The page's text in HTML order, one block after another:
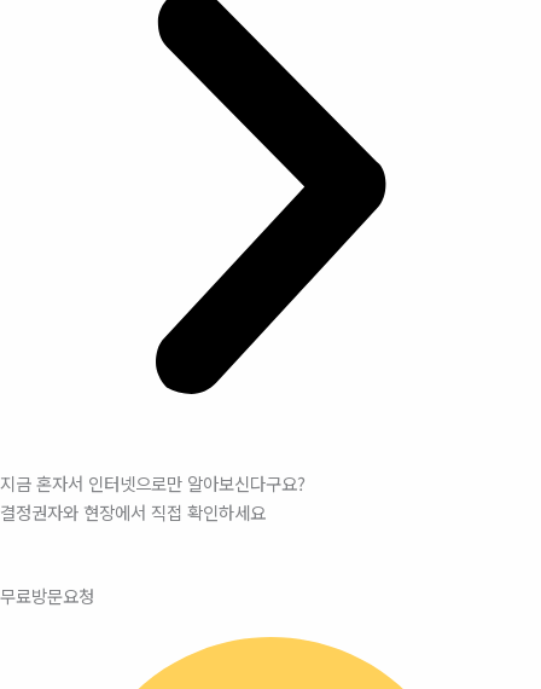
지금 혼자서 인터넷으로만 알아보신다구요?
결정권자와 현장에서 직접 확인하세요
무료방문요청